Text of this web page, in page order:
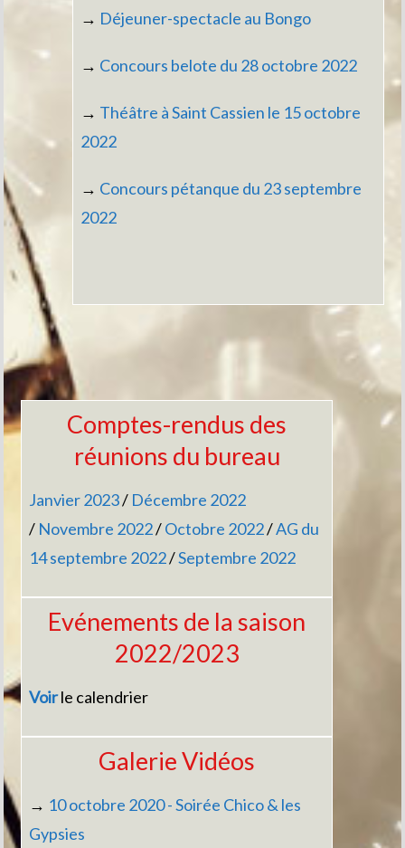
→ Déjeuner-spectacle au Bongo
→ Concours belote du 28 octobre 2022
→ Théâtre à Saint Cassien le 15 octobre
2022
→ Concours pétanque du 23 septembre
2022
Comptes-rendus des
réunions du bureau
Janvier 2023/ Décembre 2022
/ Novembre 2022/Octobre 2022/AG du
14 septembre 2022/Septembre 2022
Evénements de la saison
2022/2023
Voirle calendrier
Galerie Vidéos
→ 10 octobre 2020 - Soirée Chico & les
Gypsies